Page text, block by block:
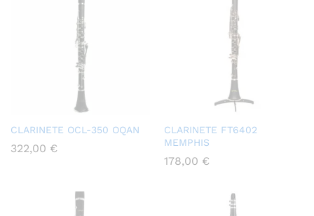
CLARINETE OCL-350 OQAN
322,00 €
CLARINETE FT6402
MEMPHIS
178,00 €